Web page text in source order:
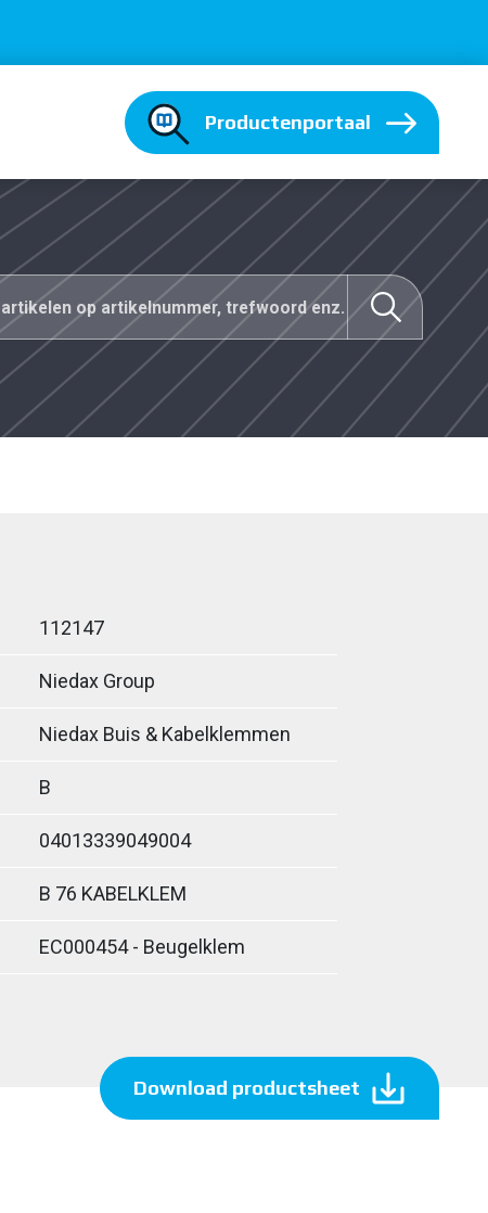
Productenportaal
112147
Niedax Group
Niedax Buis & Kabelklemmen
B
04013339049004
B 76 KABELKLEM
EC000454 - Beugelklem
Download productsheet